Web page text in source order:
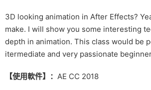
3D looking animation in After Effects?
make. I will show you some interesting
depth in animation. This class would be
itermediate and very passionate
【使用軟件】： AE CC 2018